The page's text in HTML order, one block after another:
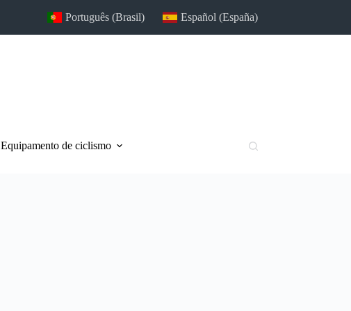
Português (Brasil) Español (España)
Equipamento de ciclismo